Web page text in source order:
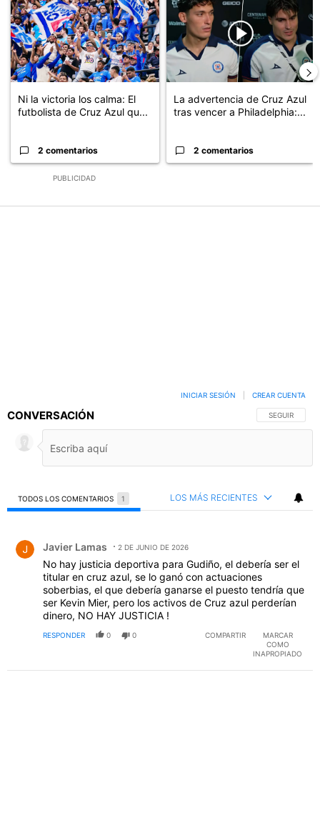
PUBLICIDAD
Ni la victoria los calma: El
futbolista de Cruz Azul qu...
2 comentarios
La advertencia de Cruz Azul
tras vencer a Philadelphia:...
2 comentarios
CONVERSACIÓN SIGA ESTA
SEGUIR
INICIAR SESIÓN CREAR CUENTA
TODOS LOS COMENTARIOS 1 LOS MÁS RECIENTES
Javier Lamas 2 DE JUNIO DE 2026
No hay justicia deportiva para Gudiño, el debería ser el
titular en cruz azul, se lo ganó con actuaciones
soberbias, el que debería ganarse el puesto tendría que
ser Kevin Mier, pero los activos de Cruz azul perderían
dinero, NO HAY JUSTICIA !
RESPONDER 0 0 COMPARTIR
MARCAR
COMO
INAPROPIADO